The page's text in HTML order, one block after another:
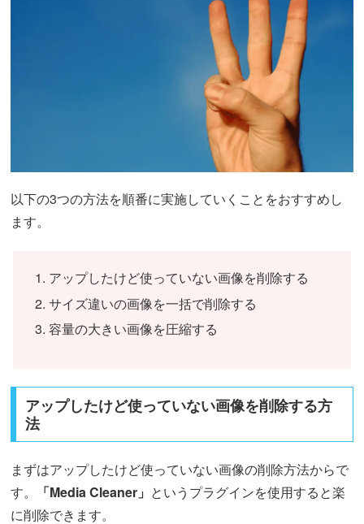
以下の3つの方法を順番に実施していくことをおすすめし
ます。
アップしたけど使っていない画像を削除する
サイズ違いの画像を一括で削除する
容量の大きい画像を圧縮する
アップしたけど使っていない画像を削除する方
法
まずはアップしたけど使っていない画像の削除方法からで
す。
「Media Cleaner」 というプラグインを使用すると楽
に削除できます。